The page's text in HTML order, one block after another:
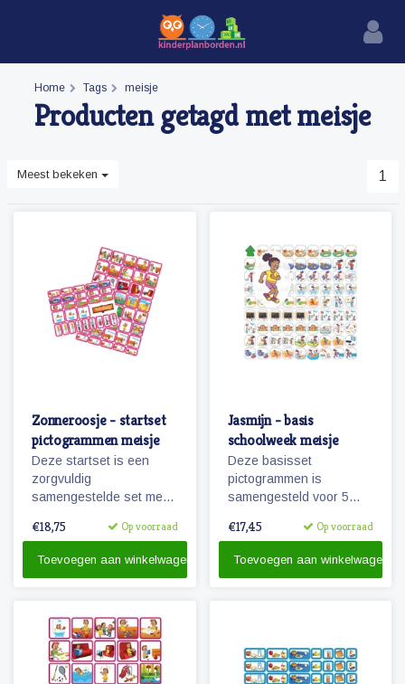
Home Tags meisje
Producten getagd met meisje
Meest bekeken 1
Zonneroosje - startset
pictogrammen meisje
Deze startset is een
zorgvuldig
samengestelde set met
pictogrammen voor een
dagen planning.
€18,75 Op voorraad
Toevoegen aan winkelwagen
Jasmijn - basis
schoolweek meisje
Deze basisset
pictogrammen is
samengesteld voor 5
hoofdactiviteiten van /
schoolweek)
€17,45 Op voorraad
Toevoegen aan winkelwagen